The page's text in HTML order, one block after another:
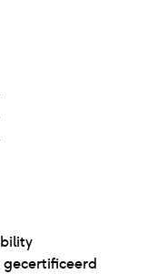
gecertificeerd